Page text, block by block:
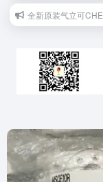
全新原装气立可